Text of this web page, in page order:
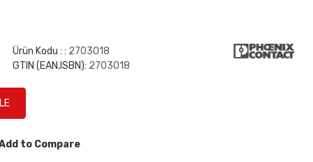
Ürün Kodu : : 2703018
GTIN (EAN,ISBN): 2703018
to Compare